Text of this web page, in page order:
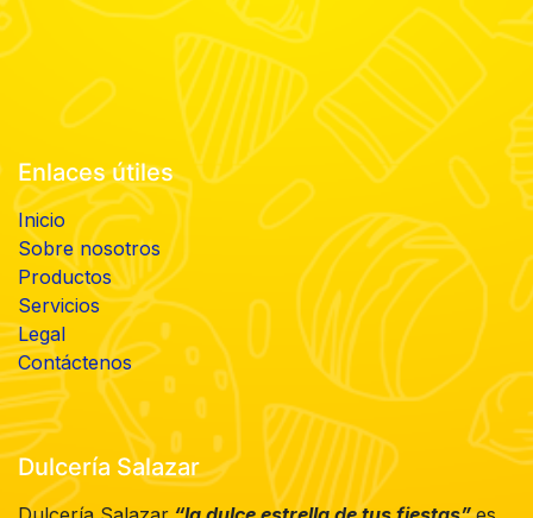
Enlaces útiles
Inicio
Sobre nosotros
Productos
Servicios
Legal
Contáctenos
Dulcería Salazar